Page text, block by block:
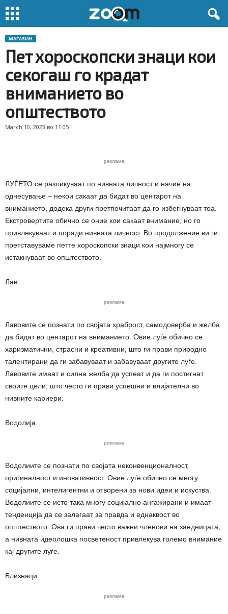
МАГАЗИН
Пет хороскопски знаци кои
секогаш го крадат
вниманието во
општеството
March 10, 2023 во 11:05
реклама
ЛУЃЕТО се разликуваат по нивната личност и начин на
однесување – некои сакаат да бидат во центарот на
вниманието, додека други претпочитаат да го избегнуваат тоа.
Екстровертите обично се оние кои сакаат внимание, но го
привлекуваат и поради нивната личност. Во продолжение ви ги
претставуваме петте хороскопски знаци кои најмногу се
истакнуваат во општеството.
Лав
реклама
Лавовите се познати по својата храброст, самодоверба и желба
да бидат во центарот на вниманието. Овие луѓе обично се
харизматични, страсни и креативни, што ги прави природно
талентирани да ги забавуваат и забавуваат другите луѓе.
Лавовите имаат и силна желба да успеат и да ги постигнат
своите цели, што често ги прави успешни и влијателни во
нивните кариери.
Водолија
реклама
Водолиите се познати по својата неконвенционалност,
оригиналност и иновативност. Овие луѓе обично се многу
социјални, интелигентни и отворени за нови идеи и искуства.
Водолиите се исто така многу социјално ангажирани и имаат
тенденција да се залагаат за правда и еднаквост во
општеството. Ова ги прави често важни членови на заедницата,
а нивната идеолошка посветеност привлекува големо внимание
кај другите луѓе.
Близнаци
реклама